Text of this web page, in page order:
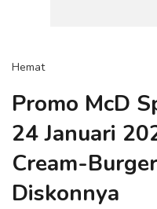
Hemat
Promo McD
24 Januari
Cream-
Diskonnya